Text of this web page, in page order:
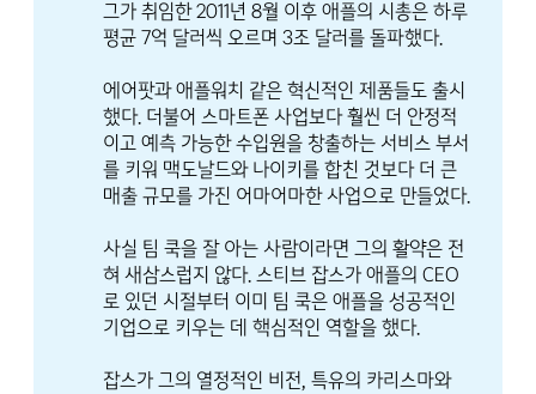
그가 취임한 2011년 8월 이후 애플의 시총은 하루
평균 7억 달러씩 오르며 3조 달러를 돌파했다.
에어팟과 애플워치 같은 혁신적인 제품들도 출시
했다. 더불어 스마트폰 사업보다 훨씬 더 안정적
이고 예측 가능한 수입원을 창출하는 서비스 부서
를 키워 맥도날드와 나이키를 합친 것보다 더 큰
매출 규모를 가진 어마어마한 사업으로 만들었다.
사실 팀 쿡을 잘 아는 사람이라면 그의 활약은 전
혀 새삼스럽지 않다. 스티브 잡스가 애플의 CEO
로 있던 시절부터 이미 팀 쿡은 애플을 성공적인
기업으로 키우는 데 핵심적인 역할을 했다.
잡스가 그의 열정적인 비전, 특유의 카리스마와